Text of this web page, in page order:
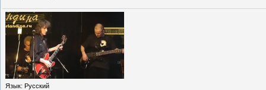
Язык: Русский